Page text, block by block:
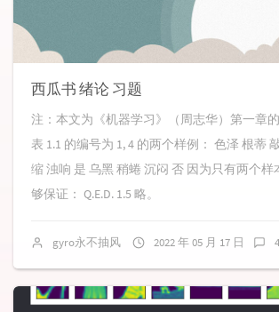
西瓜书 绪论 习题
注：本文为《机器学习》（周志华）第一章
表 1.1 的编号为 1, 4 的两个样例： 色泽 根蒂
缩 浊响 是 乌黑 稍蜷 沉闷 否 因为只有两个
够保证： Q.E.D. 1.5 略。
gyro永不抽风 2022 年 05 月 17 日